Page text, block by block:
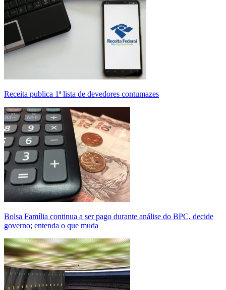
Receita publica 1ª lista de devedores contumazes
Bolsa Família continua a ser pago durante análise do BPC, decide
governo; entenda o que muda